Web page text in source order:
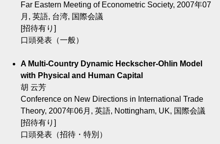
Far Eastern Meeting of Econometric Society, 2007年07
月, 英語, 台湾, 国際会議
[招待有り]
口頭発表（一般）
A Multi-Country Dynamic Heckscher-Ohlin Model
with Physical and Human Capital
胡 云芳
Conference on New Directions in International Trade
Theory, 2007年06月, 英語, Nottingham, UK, 国際会議
[招待有り]
口頭発表（招待・特別）